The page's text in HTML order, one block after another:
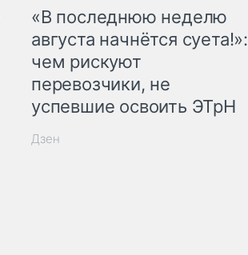
«В последнюю неделю
августа начнётся суета!»:
чем рискуют
перевозчики, не
успевшие освоить ЭТрН
Дзен